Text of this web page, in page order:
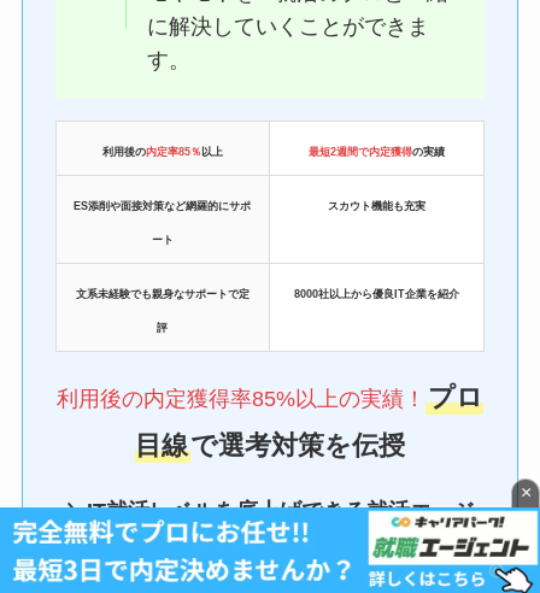
に解決していくことができま
す。
利用後の内定率85％ 以上 最短2週間で内定獲得の実績
ES添削や面接対策など網羅的にサポ
ート
スカウト機能も充実
文系未経験でも親身なサポートで定
評
8000社以上から優良IT企業を紹介
利用後の内定獲得率85%以上の実績！ プロ
目線で選考対策を伝授
＼IT就活レベルを底上げできる就活エージ
ェント／
×